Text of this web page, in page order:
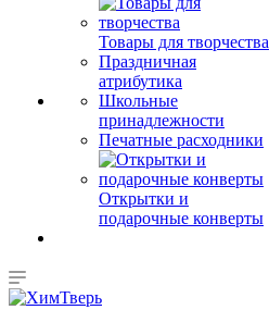
Товары для творчества
Праздничная
атрибутика
Школьные
принадлежности
Печатные расходники
Открытки и
подарочные конверты